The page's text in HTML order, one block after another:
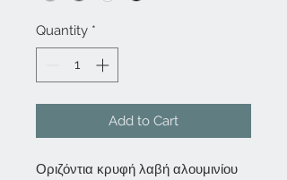
Quantity *
Add to Cart
Οριζόντια κρυφή λαβή αλουμινίου